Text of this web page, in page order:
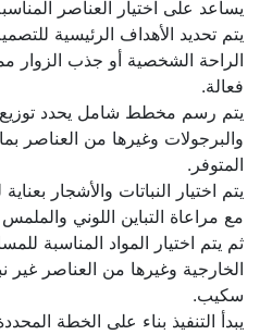
يساعد على اختيار العناصر
يتم تحديد الأهداف الرئيسية
الراحة الشخصية أو جذب الزوار
فعالة.
يتم رسم مخطط شامل يحدد توزيع
والبرجولات وغيرها من العناصر
المتوفر.
يتم اختيار النباتات والأشجار
مع مراعاة التباين اللوني
ثم يتم اختيار المواد المناسبة
الخارجية وغيرها من العناصر غير
سكيب.
يبدأ التنفيذ بناء على الخطة